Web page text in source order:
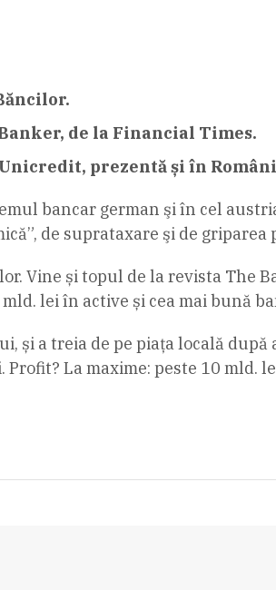
de la Financial Times.
prezentă și în
bancar german şi în cel
de suprataxare şi de
Vine și topul de la revista The
lei în active și cea mai bună
și a treia de pe piaţa locală
La maxime: peste 10 mld.